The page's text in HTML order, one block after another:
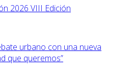
2026 VIII Edición
urbano con una nueva
que queremos”